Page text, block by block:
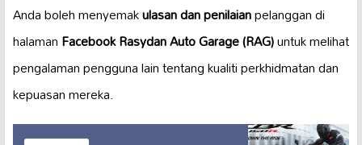
Anda boleh menyemakulasan dan penilaianpelanggan di
halamanFacebook Rasydan Auto Garage (RAG)untuk melihat
pengalaman pengguna lain tentang kualiti perkhidmatan dan
kepuasan mereka.